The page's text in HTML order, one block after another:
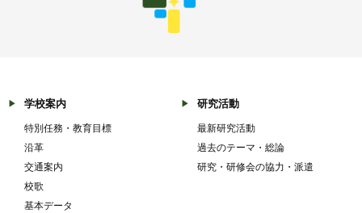
学校案内
特別任務・教育目標
沿革
交通案内
校歌
基本データ
研究活動
最新研究活動
過去のテーマ・総論
研究・研修会の協力・派遣